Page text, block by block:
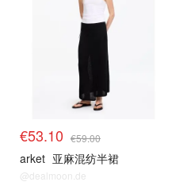
€53.10 €59.00
arket 亚麻混纺半裙
@dealmoon.de